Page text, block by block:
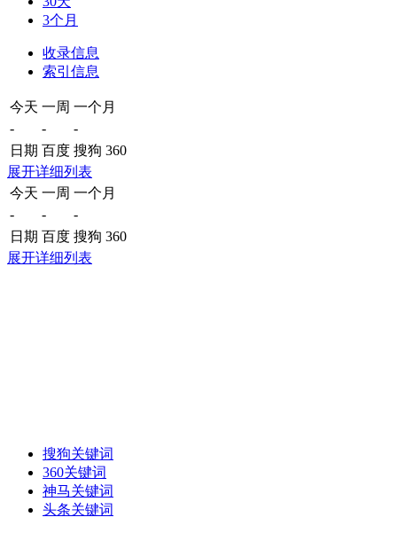
3个月
收录信息
索引信息
今天 一周 一个月
-
-
-
日期 百度 搜狗 360
展开详细列表
今天 一周 一个月
-
-
-
日期 百度 搜狗 360
展开详细列表
搜狗关键词
360关键词
神马关键词
头条关键词